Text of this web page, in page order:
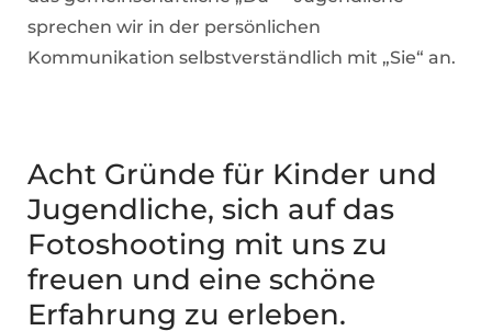
sprechen wir in der persönlichen
Kommunikation selbstverständlich mit „Sie“ an.
Acht Gründe für Kinder und
Jugendliche, sich auf das
Fotoshooting mit uns zu
freuen und eine schöne
Erfahrung zu erleben.